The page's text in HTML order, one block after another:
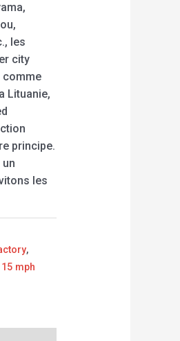
les
city
comme
Lituanie,
principe.
les
,
mph